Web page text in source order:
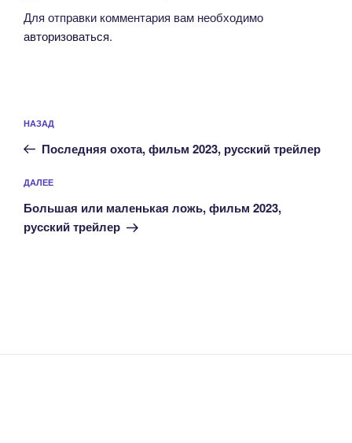
Для отправки комментария вам необходимо
авторизоваться.
по
записям
Предыдущая
запись:
НАЗАД
Последняя охота, фильм 2023, русский трейлер
Следующая
запись
ДАЛЕЕ
Большая или маленькая ложь, фильм 2023,
русский трейлер